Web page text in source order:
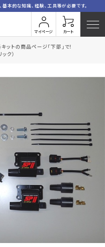
マイページ カート
本的な知識、経験、工具等が必要です。
トの商品ページ「下部」で！
ク）